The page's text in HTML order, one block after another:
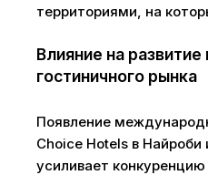
территориями, на
Влияние на развитие
гостиничного рынка
Появление
Choice Hotels в
усиливает